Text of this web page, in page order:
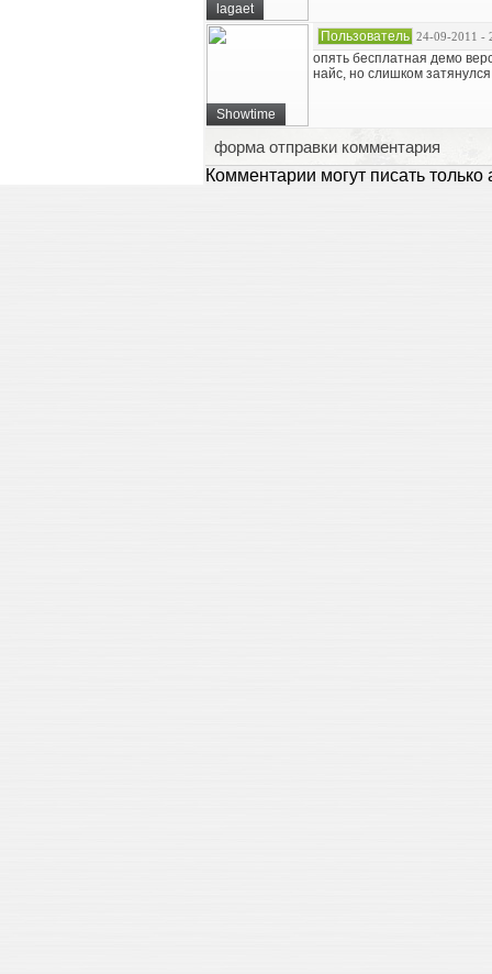
lagaet
Showtime
Пользователь 24-09-2011 -
опять бесплатная демо
найс, но слишком
форма отправки комментария
Комментарии могут писать